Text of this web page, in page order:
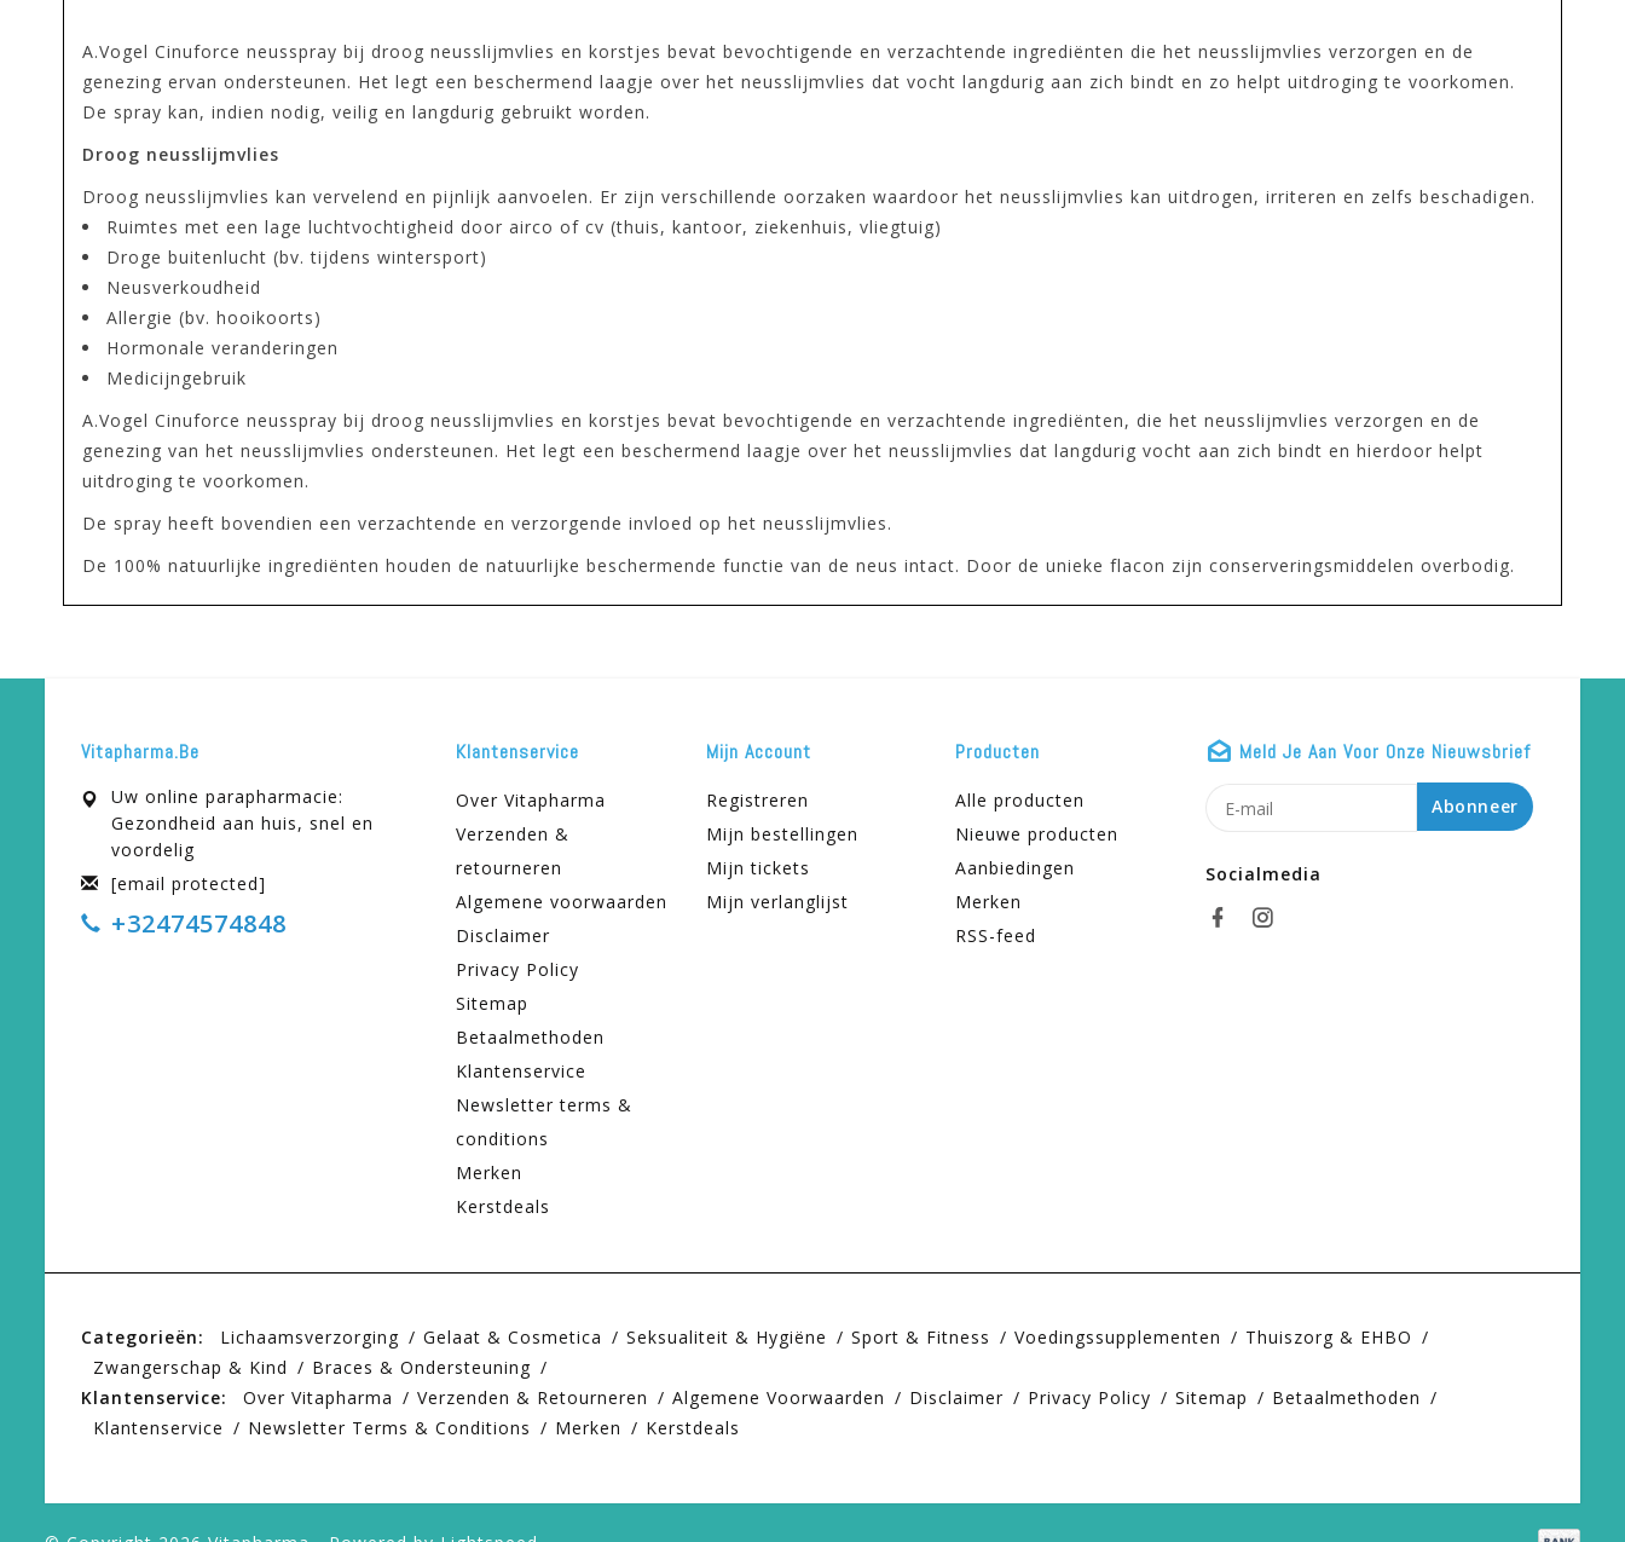
A.Vogel Cinuforce neusspray bij droog neusslijmvlies en korstjes bevat bevochtigende en verzachtende ingrediënten die het neusslijmvlies verzorgen en de
genezing ervan ondersteunen. Het legt een beschermend laagje over het neusslijmvlies dat vocht langdurig aan zich bindt en zo helpt uitdroging te voorkomen.
De spray kan, indien nodig, veilig en langdurig gebruikt worden.
Droog neusslijmvlies
Droog neusslijmvlies kan vervelend en pijnlijk aanvoelen. Er zijn verschillende oorzaken waardoor het neusslijmvlies kan uitdrogen, irriteren en zelfs beschadigen.
Ruimtes met een lage luchtvochtigheid door airco of cv (thuis, kantoor, ziekenhuis, vliegtuig)
Droge buitenlucht (bv. tijdens wintersport)
Neusverkoudheid
Allergie (bv. hooikoorts)
Hormonale veranderingen
Medicijngebruik
A.Vogel Cinuforce neusspray bij droog neusslijmvlies en korstjes bevat bevochtigende en verzachtende ingrediënten, die het neusslijmvlies verzorgen en de
genezing van het neusslijmvlies ondersteunen. Het legt een beschermend laagje over het neusslijmvlies dat langdurig vocht aan zich bindt en hierdoor helpt
uitdroging te voorkomen.
De spray heeft bovendien een verzachtende en verzorgende invloed op het neusslijmvlies.
De 100% natuurlijke ingrediënten houden de natuurlijke beschermende functie van de neus intact. Door de unieke flacon zijn conserveringsmiddelen overbodig.
Vitapharma.be
Uw online parapharmacie:
Gezondheid aan huis, snel en
voordelig
[email protected]
+32474574848
Klantenservice
Over Vitapharma
Verzenden &
retourneren
Algemene voorwaarden
Disclaimer
Privacy Policy
Sitemap
Betaalmethoden
Klantenservice
Newsletter terms &
conditions
Merken
Kerstdeals
Mijn Account
Registreren
Mijn bestellingen
Mijn tickets
Mijn verlanglijst
Producten
Alle producten
Nieuwe producten
Aanbiedingen
Merken
RSS-feed
Meld Je Aan Voor Onze Nieuwsbrief
Abonneer
Socialmedia
Categorieën: Lichaamsverzorging Gelaat & Cosmetica Seksualiteit & Hygiëne Sport & Fitness Voedingssupplementen
Thuiszorg & EHBO
Zwangerschap & Kind
Braces & Ondersteuning
Klantenservice:
Over Vitapharma Verzenden & Retourneren Algemene Voorwaarden Disclaimer Privacy Policy Sitemap
Betaalmethoden
Klantenservice
Newsletter Terms & Conditions Merken Kerstdeals